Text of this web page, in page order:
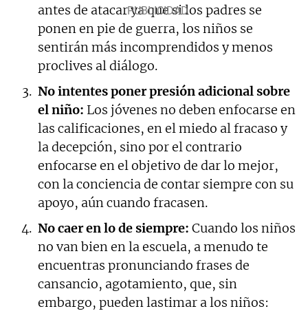
antes de atacar ya que si los padres se
ponen en pie de guerra, los niños se
sentirán más incomprendidos y menos
proclives al diálogo.
No intentes poner presión adicional sobre
el niño: Los jóvenes no deben enfocarse en
las calificaciones, en el miedo al fracaso y
la decepción, sino por el contrario
enfocarse en el objetivo de dar lo mejor,
con la conciencia de contar siempre con su
apoyo, aún cuando fracasen.
No caer en lo de siempre: Cuando los niños
no van bien en la escuela, a menudo te
encuentras pronunciando frases de
cansancio, agotamiento, que, sin
embargo, pueden lastimar a los niños: